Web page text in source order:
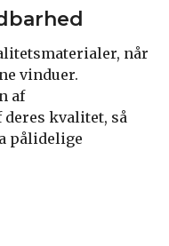
når
vinduer.
af
kvalitet, så
pålidelige